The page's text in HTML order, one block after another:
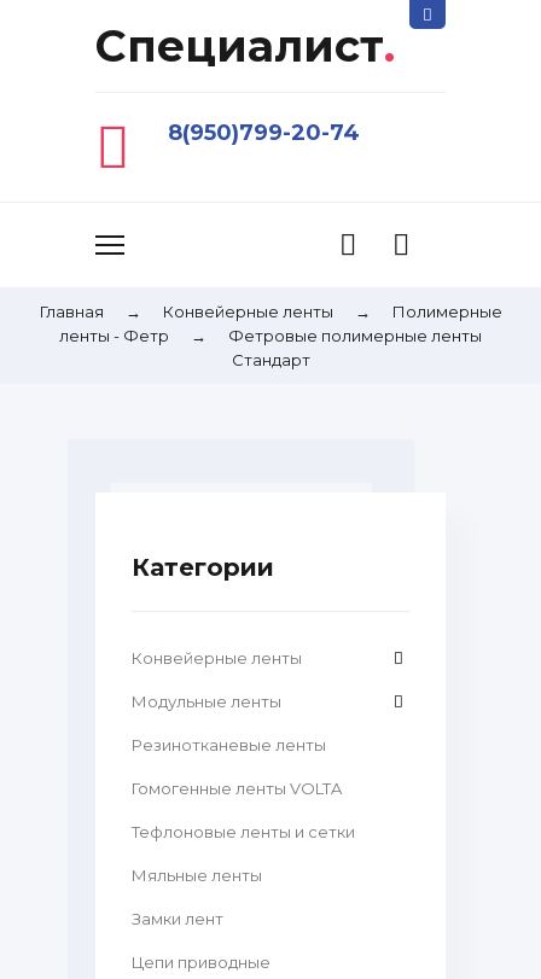
Специалист.
8(950)799-20-74
Главная → Конвейерные ленты →
Полимерные
ленты - Фетр
→
Фетровые полимерные ленты
Стандарт
Категории
Конвейерные ленты
Модульные ленты
Резинотканевые ленты
Гомогенные ленты VOLTA
Тефлоновые ленты и сетки
Мяльные ленты
Замки лент
Цепи приводные